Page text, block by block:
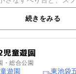
レ、木の周りにベン
続きをみる
児童遊園
・総合公園